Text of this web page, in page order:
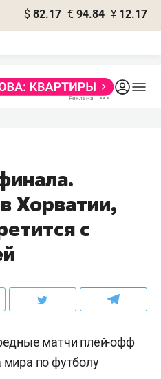
$ 82.17 € 94.84 ¥ 12.17
Хорватии,
с
матчи плей-офф
по футболу